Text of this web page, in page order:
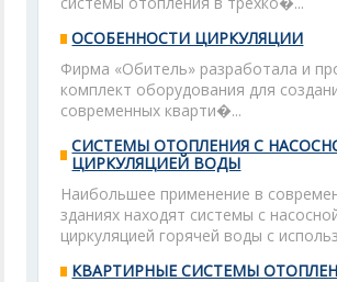
ОСОБЕННОСТИ ЦИРКУЛЯЦИИ
Фирма «Обитель» разработала и
комплект оборудования для
современных кварти�...
СИСТЕМЫ ОТОПЛЕНИЯ С
ЦИРКУЛЯЦИЕЙ ВОДЫ
Наибольшее применение в
зданиях находят системы с
циркуляцией горячей воды с
КВАРТИРНЫЕ СИСТЕМЫ